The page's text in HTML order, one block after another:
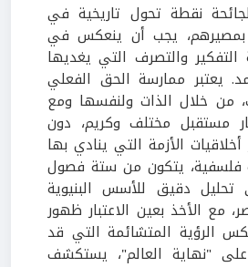
نقطة تحول تاريخية في
بمصيرهم، يجب أن ينعكس في
والتصرف التي يغديها
يعتبر ممارسة الحق الفعلي
من خلال الذات ولنفسها ومع
مستقبل مختلف وكريم، دون
الأزمة التي ينادي بها
فلسفية، يتكون من ستة فصول
تحليل دقيق للأسس البنيوية
مع الأخذ بعين الاعتبار ظهور
19 وعلى عكس الرؤية المتشائمة التي قد
"نهاية العالم"، يستكشف